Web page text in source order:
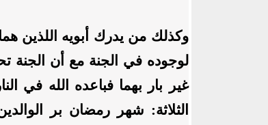
وكذلك من يدرك أبويه اللذين
لوجوده في الجنة مع أن الجنة
غير بار بهما فباعده الله في
الثلاثة: شهر رمضان بر